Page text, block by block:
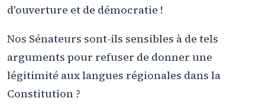
d'ouverture et de démocratie !
Nos Sénateurs sont-ils sensibles à de tels
arguments pour refuser de donner une
légitimité aux langues régionales dans la
Constitution ?